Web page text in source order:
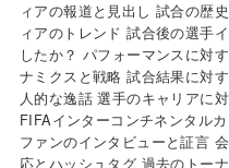
ィアの報道と見出し 試合の歴
ィアのトレンド 試合後の選手
したか？ パフォーマンスに対
ナミクスと戦略 試合結果に対
人的な逸話 選手のキャリアに
FIFAインターコンチネンタル
ファンのインタビューと証言
応とハッシュタグ 過去のトー